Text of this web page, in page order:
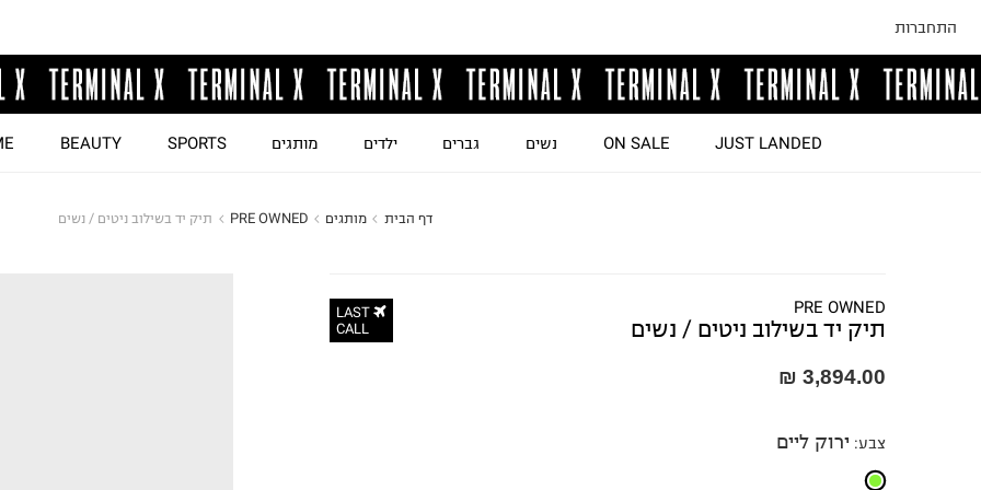
התחברות
JUST LANDED
ON SALE נשים גברים ילדים מותגים SPORTS
BEAUTY
דף הבית מותגים PRE OWNED תיק יד בשילוב ניטים / נשים
PRE OWNED
תיק יד בשילוב ניטים / נשים
LAST
CALL
3,894.00 ₪
צבע: ירוק ליים